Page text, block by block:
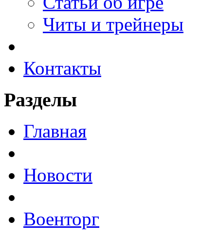
Читы и трейнеры
Контакты
Разделы
Главная
Новости
Военторг